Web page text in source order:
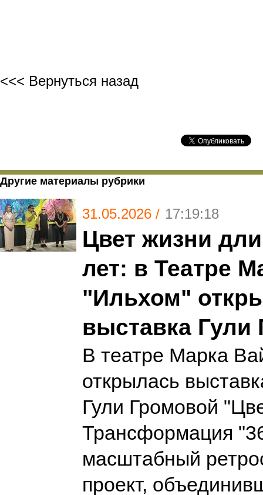
<<< Вернуться назад
Другие материалы рубрики
31.05.2026 / 17:19:18
Цвет жизни
лет: в Театре
"Ильхом"
выставка Гули
В театре Марка
открылась
Гули Громовой
Трансформация
масштабный
проект,